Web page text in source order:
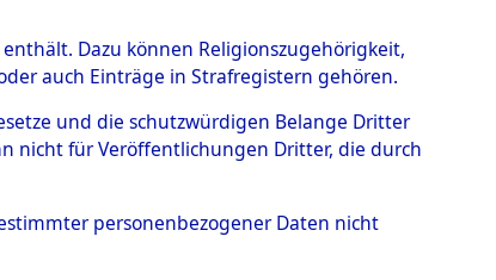
ausländische
→0002 (84611249)
Dazu können Religionszugehörigkeit,
auch Einträge in Strafregistern gehören.
und die schutzwürdigen Belange Dritter
nicht für Veröffentlichungen Dritter, die durch
personenbezogener Daten nicht